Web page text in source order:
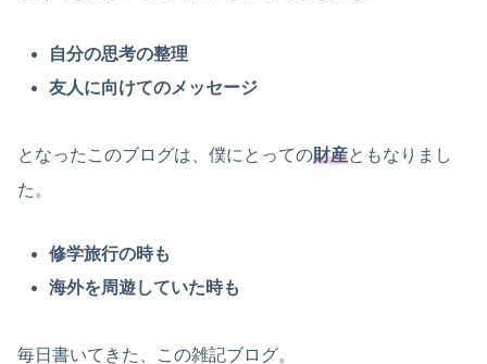
自分の思考の整理
友人に向けてのメッセージ
となったこのブログは、僕にとっての財産ともなりまし
た。
修学旅行の時も
海外を周遊していた時も
毎日書いてきた、この雑記ブログ。